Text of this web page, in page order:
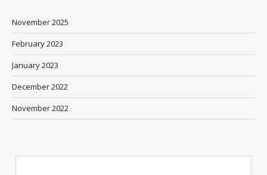
November 2025
February 2023
January 2023
December 2022
November 2022